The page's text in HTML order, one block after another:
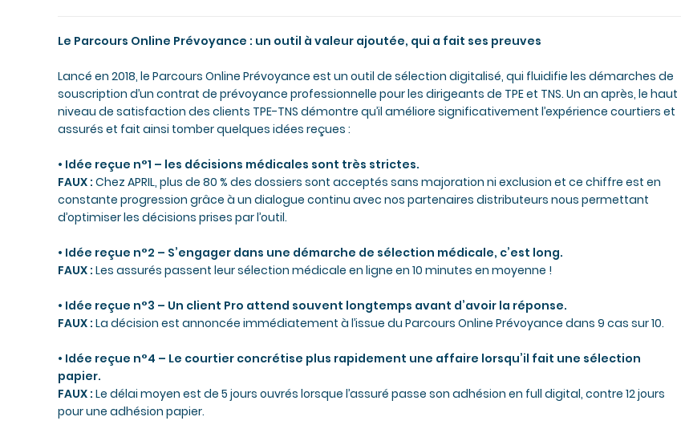
Le Parcours Online Prévoyance : un outil à valeur ajoutée, qui a fait ses preuves
Lancé en 2018, le Parcours Online Prévoyance est un outil de sélection digitalisé, qui fluidifie les démarches de
souscription d’un contrat de prévoyance professionnelle pour les dirigeants de TPE et TNS. Un an après, le haut
niveau de satisfaction des clients TPE-TNS démontre qu’il améliore significativement l’expérience courtiers et
assurés et fait ainsi tomber quelques idées reçues :
• Idée reçue n°1 – les décisions médicales sont très strictes.
FAUX : Chez APRIL, plus de 80 % des dossiers sont acceptés sans majoration ni exclusion et ce chiffre est en
constante progression grâce à un dialogue continu avec nos partenaires distributeurs nous permettant
d’optimiser les décisions prises par l’outil.
• Idée reçue n°2 – S’engager dans une démarche de sélection médicale, c’est long.
FAUX : Les assurés passent leur sélection médicale en ligne en 10 minutes en moyenne !
• Idée reçue n°3 – Un client Pro attend souvent longtemps avant d’avoir la réponse.
FAUX : La décision est annoncée immédiatement à l’issue du Parcours Online Prévoyance dans 9 cas sur 10.
• Idée reçue n°4 – Le courtier concrétise plus rapidement une affaire lorsqu’il fait une sélection
papier.
FAUX : Le délai moyen est de 5 jours ouvrés lorsque l’assuré passe son adhésion en full digital, contre 12 jours
pour une adhésion papier.